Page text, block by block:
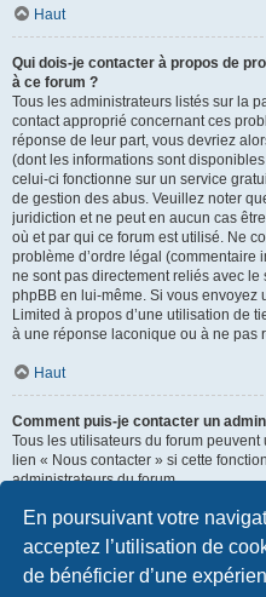
En poursuivant votre
acceptez l’utilisation de
de bénéficier d’une
Haut
Qui dois-je contacter à propos de
à ce forum ?
Tous les administrateurs listés sur la
contact approprié concernant ces
réponse de leur part, vous devriez
(dont les informations sont
celui-ci fonctionne sur un service
de gestion des abus. Veuillez noter
juridiction et ne peut en aucun cas
où et par qui ce forum est utilisé. Ne
problème d’ordre légal (commentaire
ne sont pas directement reliés avec
phpBB en lui-même. Si vous envoyez
Limited à propos d’une utilisation de
à une réponse laconique ou à ne pas
Haut
Comment puis-je contacter un
Tous les utilisateurs du forum
lien « Nous contacter » si cette
administrateurs du forum.
Les membres du forum peuvent